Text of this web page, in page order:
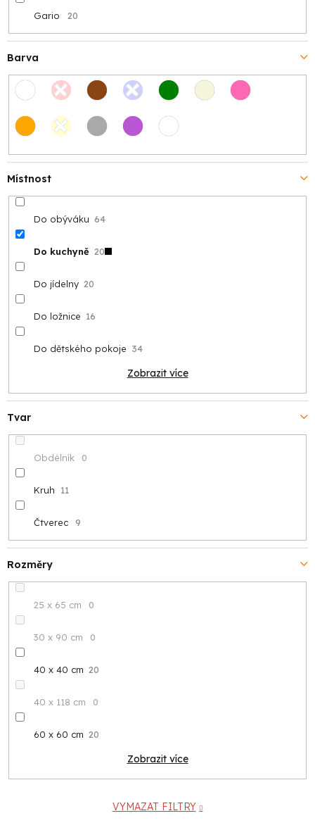
Gario 20
Barva
Rozměry
25 x 65 cm 0
30 x 90 cm 0
40 x 40 cm 20
40 x 118 cm 0
60 x 60 cm 20
Zobrazit více
Místnost
Do obýváku 64
Do kuchyně 20
Do jídelny 20
Do ložnice 16
Do dětského pokoje 34
Zobrazit více
Tvar
Obdélník 0
Kruh 11
Čtverec 9
VYMAZAT FILTRY